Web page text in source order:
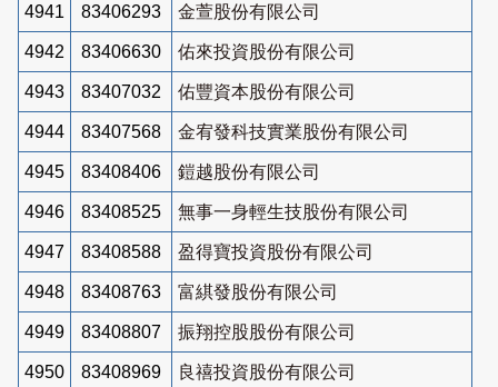
4941 83406293 金萱股份有限公司
4942 83406630 佑來投資股份有限公司
4943 83407032 佑豐資本股份有限公司
4944 83407568 金宥發科技實業股份有限公司
4945 83408406 鎧越股份有限公司
4946 83408525 無事一身輕生技股份有限公司
4947 83408588 盈得寶投資股份有限公司
4948 83408763 富綨發股份有限公司
4949 83408807 振翔控股股份有限公司
4950 83408969
良禧投資股份有限公司